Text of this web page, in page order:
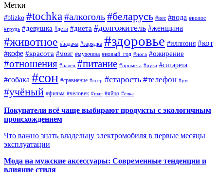
Метки
#blizko #tochka #алкоголь#беларусь #вес #вода #волос
#грудь #девушка #дети #диета #долгожитель #женщина
#животное #задача #зарядка #здоровье #иллюзия #кот
#кофе #красота #мозг #мужчина #новый_год #нога #ожирение
#отношения #палец #питание #примета #рука #сигарета
#собака #сон #сравнение #ссср #старость #телефон #ум
#учёный #фильм #человек #шаг #яйцо #ёлка
Покупатели всё чаще выбирают продукты с экологичным
происхождением
Что важно знать владельцу электромобиля в первые месяцы
эксплуатации
Мода на мужские аксессуары: Современные тенденции и
влияние стиля